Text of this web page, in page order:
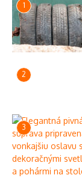
1
2
3